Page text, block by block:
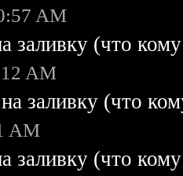
AM
заливку (что
AM
заливку (что
AM
заливку (что